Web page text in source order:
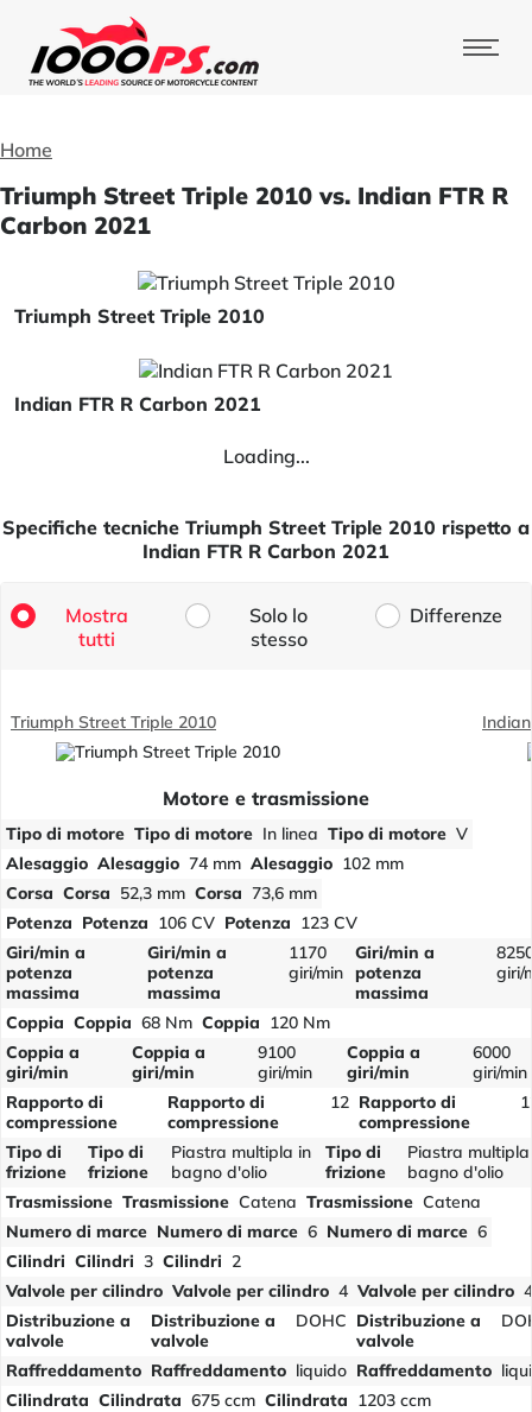
Home
Triumph Street Triple 2010 vs. Indian FTR R
Carbon 2021
Triumph Street Triple 2010
Indian FTR R Carbon 2021
Loading...
Specifiche tecniche Triumph Street Triple 2010 rispetto a
Indian FTR R Carbon 2021
Mostra
tutti
Solo lo
stesso
Differenze
Triumph Street Triple 2010
Motore e trasmissione
Tipo di motore Tipo di motore In linea Tipo di motore V
Alesaggio Alesaggio 74 mm Alesaggio 102 mm
Corsa Corsa 52,3 mm Corsa 73,6 mm
Potenza Potenza 106 CV Potenza 123 CV
Giri/min a
potenza
massima
Giri/min a
potenza
massima
1170
giri/min
Giri/min a
potenza
massima
giri/
Coppia Coppia 68 Nm Coppia 120 Nm
Coppia a
giri/min
Coppia a
giri/min
9100
giri/min
Coppia a
giri/min
6000
giri/min
Rapporto di
compressione
Rapporto di
compressione
12 Rapporto di
compressione
Tipo di
frizione
Tipo di
frizione
Piastra multipla in
bagno d'olio
Tipo di
frizione
Piastra
bagno d'olio
Trasmissione Trasmissione Catena Trasmissione Catena
Numero di marce Numero di marce 6 Numero di marce 6
Cilindri Cilindri 3 Cilindri 2
Valvole per cilindro Valvole per cilindro 4 Valvole per cilindro 4
Distribuzione a
valvole
Distribuzione a
valvole
DOHC Distribuzione a
valvole
Raffreddamento Raffreddamento liquido Raffreddamento
Cilindrata Cilindrata 675 ccm Cilindrata 1203 ccm